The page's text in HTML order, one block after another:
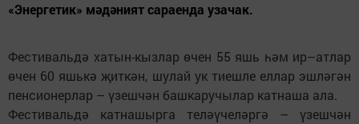
«Энергетик» мәдәният сараенда узачак.
Фестивальдә хатын-кызлар өчен 55 яшь һәм ир–атлар
өчен 60 яшькә җиткән, шулай ук тиешле еллар эшләгән
пенсионерлар – үзешчән башкаручылар катнаша ала.
Фестивальдә катнашырга теләүчеләргә – үзешчән